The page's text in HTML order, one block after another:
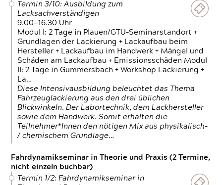
Termin 3/10: Ausbildung zum
Lacksachverständigen
9.00—16.30 Uhr
Modul I: 2 Tage in Plauen/GTÜ-Seminarstandort +
Grundlagen der Lackierung + Lackaufbau beim
Hersteller + Lackaufbau im Handwerk + Mängel und
Schäden am Lackaufbau + Emissionsschäden Modul
II: 2 Tage in Gummersbach + Workshop Lackierung +
La…
Diese Intensivausbildung beleuchtet das Thema
Fahrzeuglackierung aus den drei üblichen
Blickwinkeln. Der Labortechnik, dem Lackhersteller
sowie dem Handwerk. Somit erhalten die
Teilnehmer*Innen den nötigen Mix aus physikalisch-
/ chemischem Grundlage…
Fahrdynamikseminar in Theorie und Praxis (2 Termine,
nicht einzeln buchbar)
Termin 1/2: Fahrdynamikseminar in